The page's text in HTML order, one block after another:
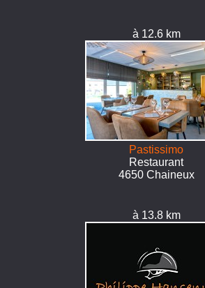
à 12.6 km
Pastissimo
Restaurant
4650 Chaineux
à 13.8 km